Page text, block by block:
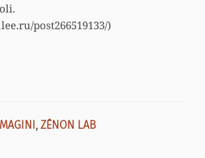
post266519133/)
, ZÉNON LAB